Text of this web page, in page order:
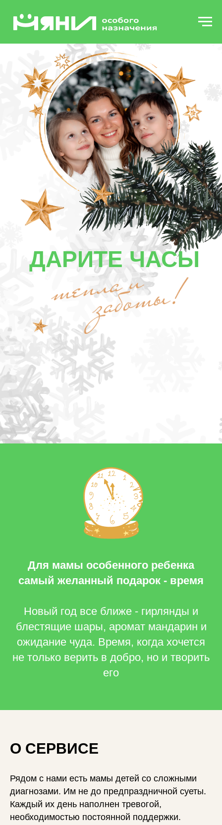
ДАРИТЕ ЧАСЫ
Для мамы особенного ребенка
самый желанный подарок - время
Новый год все ближе - гирлянды и
блестящие шары, аромат мандарин и
ожидание чуда. Время, когда хочется
не только верить в добро, но и творить
его
О СЕРВИСЕ
Рядом с нами есть мамы детей со сложными
диагнозами. Им не до предпраздничной суеты.
Каждый их день наполнен тревогой,
необходимостью постоянной поддержки.